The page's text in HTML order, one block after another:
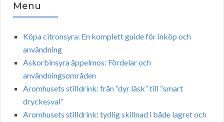
Menu
Köpa citronsyra: En komplett guide för inköp och
användning
Askorbinsyra äppelmos: Fördelar och
användningsområden
Aromhusets stilldrink: från “dyr läsk” till “smart
dryckesval”
Aromhusets stilldrink: tydlig skillnad i både lagret och